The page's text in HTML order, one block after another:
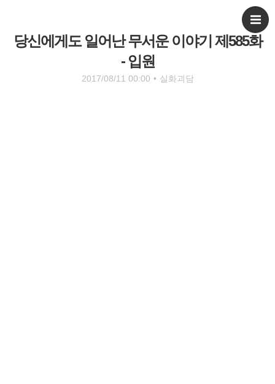
당신에게도 일어난 무서운 이야기 제585화
- 입원
2017/08/11 00:00 • 실화괴담